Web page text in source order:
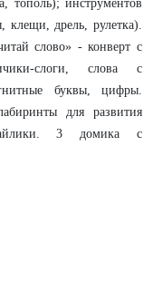
тополь); инструментов
клещи, дрель, рулетка).
слово» - конверт с
слоги, слова с
буквы, цифры.
для развития
3 домика с